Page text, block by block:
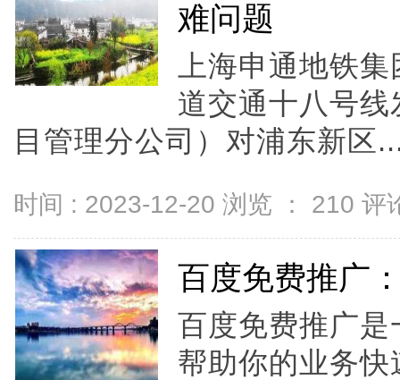
难问题
上海申通地铁
道交通十八号
目管理分公司）对浦东新区
时间 : 2023-12-20 浏览 ： 210 评
百度免费推广
百度免费推广
帮助你的业务